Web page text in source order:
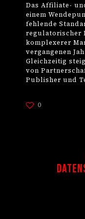
Das Affiliate-
einem
fehlende
regulatorischer
komplexerer
vergangenen
Gleichzeitig
von
Publisher und
0